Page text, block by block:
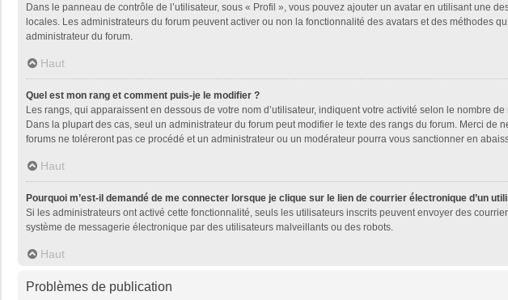
Dans le panneau de contrôle de l’utilisateur, sous « Profil », vous pouvez ajouter un avatar en utilisant une
locales. Les administrateurs du forum peuvent activer ou non la fonctionnalité des avatars et des méthodes
administrateur du forum.
Haut
Quel est mon rang et comment puis-je le modifier ?
Les rangs, qui apparaissent en dessous de votre nom d’utilisateur, indiquent votre activité selon le nombre
Dans la plupart des cas, seul un administrateur du forum peut modifier le texte des rangs du forum. Merci
forums ne toléreront pas ce procédé et un administrateur ou un modérateur pourra vous sanctionner en
Haut
Pourquoi m’est-il demandé de me connecter lorsque je clique sur le lien de courrier électronique d’un
Si les administrateurs ont activé cette fonctionnalité, seuls les utilisateurs inscrits peuvent envoyer des
système de messagerie électronique par des utilisateurs malveillants ou des robots.
Haut
Problèmes de publication